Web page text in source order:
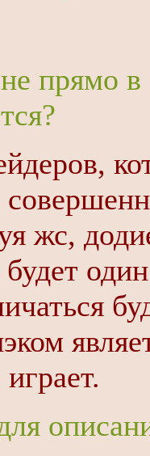
прямо в
жс,
будет